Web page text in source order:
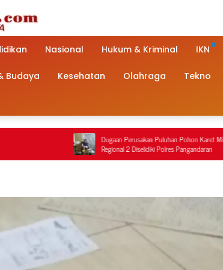
Nasional Hukum & Kriminal IKN
Budaya Kesehatan Olahraga Tekno
Dugaan Perusakan Puluhan Pohon Karet Milik PTPN I
Regional 2 Diselidiki Polres Pangandaran